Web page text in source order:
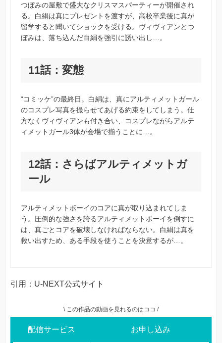
つぼみの屋敷で盛大なクリスマスパーティーが開催され
る。白絹は真にプレゼントを渡すが、高校卒業後に真が
留学すると聞いてショックを受ける。ヴィヴィアンとつ
ぼみは、落ち込んだ白絹を強引に誘い出し…。
11話：変態
“コミッケ”の最終日。白絹は、真にアルティメットガール
のコスプレ写真を撮らせてあげる約束をしてしまう。仕
方なくヴィヴィアンも付き合い、コスプレながらアルテ
ィメットガール3体が会場で揃うことに…。
12話：さらばアルティメットガ
ール
アルティメットボーイのコアに真が取り込まれてしま
う。圧倒的な強さを誇るアルティメットボーイを倒すに
は、真ごとコアを破壊しなければならない。白絹は真を
救い出すため、ある手段を使うことを決意するが…。
引用：U-NEXT公式サイト
\ この作品の動画を見れるのはココ /
配信サービス お申し込み